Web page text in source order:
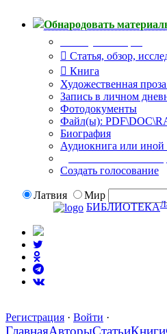
Обнародовать
Статья, обзор,
Книга
Художественная
Запись в личном
Фотодокументы
Файл(ы):
Биография
Аудиокнига или иной
Создать голосование
Латвия
Мир
БИБЛИОТЕКА
Регистрация · Войти ·
ГлавнаяАвторыСтатьиКниги